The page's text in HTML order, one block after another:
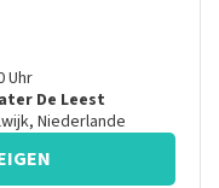
Uhr
De Leest
, Niederlande